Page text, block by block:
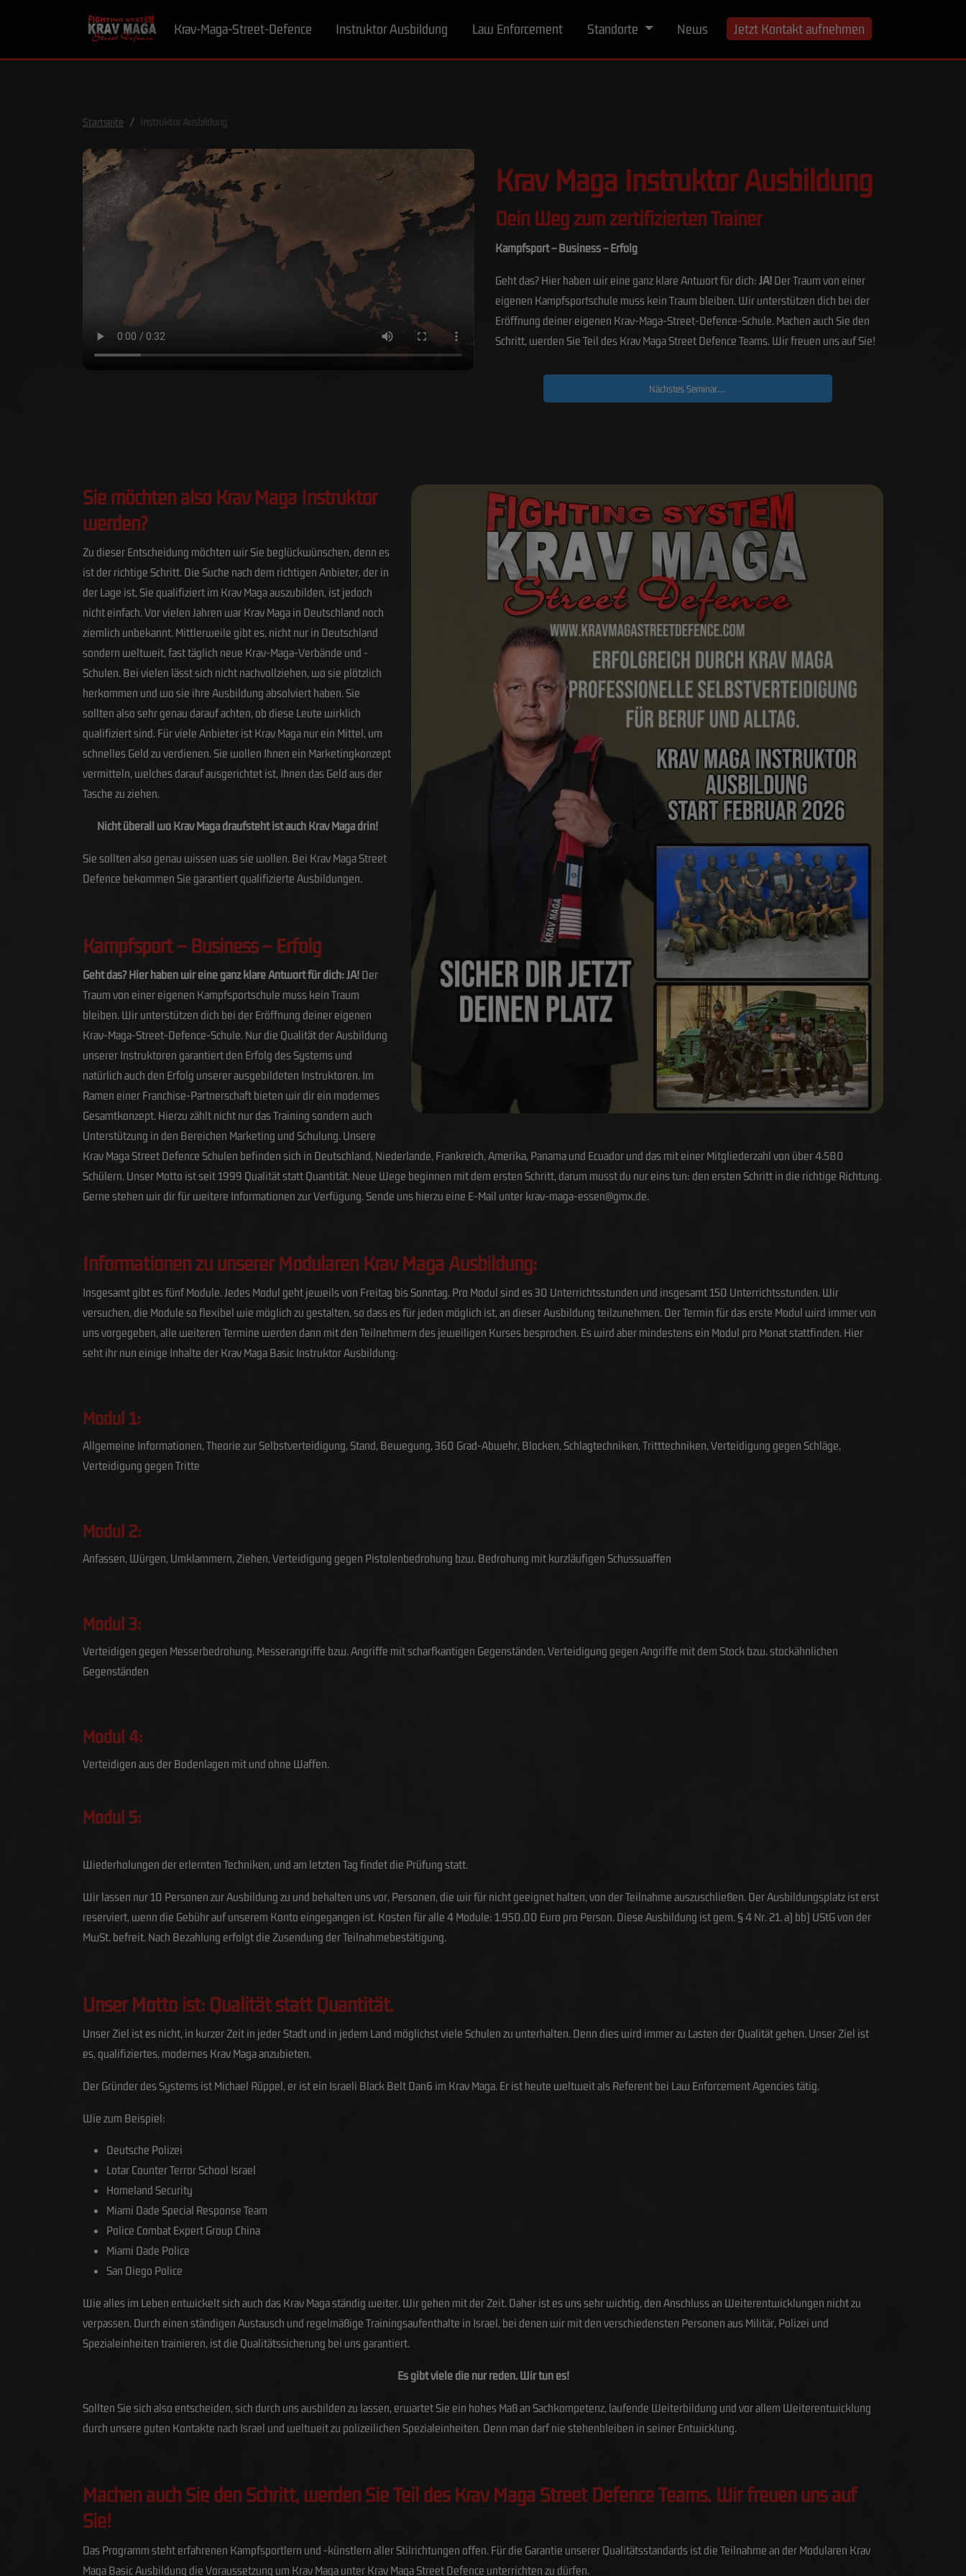
Krav-Maga-Street-Defence Instruktor Ausbildung Law Enforcement Standorte News Jetzt Kontakt aufnehmen
Startseite
Krav Maga Instruktor Ausbildung
Dein Weg zum zertifizierten Trainer
Kampfsport – Business – Erfolg
Geht das? Hier haben wir eine ganz klare Antwort für dich: JA!Der Traum von einer
eigenen Kampfsportschule muss kein Traum bleiben. Wir unterstützen dich bei der
Eröffnung deiner eigenen Krav-Maga-Street-Defence-Schule. Machen auch Sie den
Schritt, werden Sie Teil des Krav Maga Street Defence Teams. Wir freuen uns auf Sie!
Nächstes Seminar....
Sie möchten also Krav Maga Instruktor
werden?
Zu dieser Entscheidung möchten wir Sie beglückwünschen, denn es
ist der richtige Schritt. Die Suche nach dem richtigen Anbieter, der in
der Lage ist, Sie qualifiziert im Krav Maga auszubilden, ist jedoch
nicht einfach. Vor vielen Jahren war Krav Maga in Deutschland noch
ziemlich unbekannt. Mittlerweile gibt es, nicht nur in Deutschland
sondern weltweit, fast täglich neue Krav-Maga-Verbände und -
Schulen. Bei vielen lässt sich nicht nachvollziehen, wo sie plötzlich
herkommen und wo sie ihre Ausbildung absolviert haben. Sie
sollten also sehr genau darauf achten, ob diese Leute wirklich
qualifiziert sind. Für viele Anbieter ist Krav Maga nur ein Mittel, um
schnelles Geld zu verdienen. Sie wollen Ihnen ein Marketingkonzept
vermitteln, welches darauf ausgerichtet ist, Ihnen das Geld aus der
Tasche zu ziehen.
Nicht überall wo Krav Maga draufsteht ist auch Krav Maga drin!
Sie sollten also genau wissen was sie wollen. Bei Krav Maga Street
Defence bekommen Sie garantiert qualifizierte Ausbildungen.
Kampfsport – Business – Erfolg
Geht das? Hier haben wir eine ganz klare Antwort für dich: JA!Der
Traum von einer eigenen Kampfsportschule muss kein Traum
bleiben. Wir unterstützen dich bei der Eröffnung deiner eigenen
Krav-Maga-Street-Defence-Schule. Nur die Qualität der Ausbildung
unserer Instruktoren garantiert den Erfolg des Systems und
natürlich auch den Erfolg unserer ausgebildeten Instruktoren. Im
Ramen einer Franchise-Partnerschaft bieten wir dir ein modernes
Gesamtkonzept. Hierzu zählt nicht nur das Training sondern auch
Unterstützung in den Bereichen Marketing und Schulung. Unsere
Krav Maga Street Defence Schulen befinden sich in Deutschland, Niederlande, Frankreich, Amerika, Panama und Ecuador und das mit einer Mitgliederzahl von über 4.580
Schülern. Unser Motto ist seit 1999 Qualität statt Quantität. Neue Wege beginnen mit dem ersten Schritt, darum musst du nur eins tun: den ersten Schritt in die richtige Richtung.
Gerne stehen wir dir für weitere Informationen zur Verfügung. Sende uns hierzu eine E-Mail unter krav-maga-essen@gmx.de.
Informationen zu unserer Modularen Krav Maga Ausbildung:
Insgesamt gibt es fünf Module. Jedes Modul geht jeweils von Freitag bis Sonntag. Pro Modul sind es 30 Unterrichtsstunden und insgesamt 150 Unterrichtsstunden. Wir
versuchen, die Module so flexibel wie möglich zu gestalten, so dass es für jeden möglich ist, an dieser Ausbildung teilzunehmen. Der Termin für das erste Modul wird immer von
uns vorgegeben, alle weiteren Termine werden dann mit den Teilnehmern des jeweiligen Kurses besprochen. Es wird aber mindestens ein Modul pro Monat stattfinden. Hier
seht ihr nun einige Inhalte der Krav Maga Basic Instruktor Ausbildung:
Modul 1:
Allgemeine Informationen, Theorie zur Selbstverteidigung, Stand, Bewegung, 360 Grad-Abwehr, Blocken, Schlagtechniken, Tritttechniken, Verteidigung gegen Schläge,
Verteidigung gegen Tritte
Modul 2:
Anfassen, Würgen, Umklammern, Ziehen, Verteidigung gegen Pistolenbedrohung bzw. Bedrohung mit kurzläufigen Schusswaffen
Modul 3:
Verteidigen gegen Messerbedrohung, Messerangriffe bzw. Angriffe mit scharfkantigen Gegenständen, Verteidigung gegen Angriffe mit dem Stock bzw. stockähnlichen
Gegenständen
Modul 4:
Verteidigen aus der Bodenlagen mit und ohne Waffen.
Modul 5:
Wiederholungen der erlernten Techniken, und am letzten Tag findet die Prüfung statt.
Wir lassen nur 10 Personen zur Ausbildung zu und behalten uns vor, Personen, die wir für nicht geeignet halten, von der Teilnahme auszuschließen. Der Ausbildungsplatz ist erst
reserviert, wenn die Gebühr auf unserem Konto eingegangen ist. Kosten für alle 4 Module: 1.950,00 Euro pro Person. Diese Ausbildung ist gem. § 4 Nr. 21. a) bb) UStG von der
MwSt. befreit. Nach Bezahlung erfolgt die Zusendung der Teilnahmebestätigung.
Unser Motto ist: Qualität statt Quantität.
Unser Ziel ist es nicht, in kurzer Zeit in jeder Stadt und in jedem Land möglichst viele Schulen zu unterhalten. Denn dies wird immer zu Lasten der Qualität gehen. Unser Ziel ist
es, qualifiziertes, modernes Krav Maga anzubieten.
Der Gründer des Systems ist Michael Rüppel, er ist ein Israeli Black Belt Dan6 im Krav Maga. Er ist heute weltweit als Referent bei Law Enforcement Agencies tätig.
Wie zum Beispiel:
Deutsche Polizei
Lotar Counter Terror School Israel
Homeland Security
Miami Dade Special Response Team
Police Combat Expert Group China
Miami Dade Police
San Diego Police
Wie alles im Leben entwickelt sich auch das Krav Maga ständig weiter. Wir gehen mit der Zeit. Daher ist es uns sehr wichtig, den Anschluss an Weiterentwicklungen nicht zu
verpassen. Durch einen ständigen Austausch und regelmäßige Trainingsaufenthalte in Israel, bei denen wir mit den verschiedensten Personen aus Militär, Polizei und
Spezialeinheiten trainieren, ist die Qualitätssicherung bei uns garantiert.
Es gibt viele die nur reden. Wir tun es!
Sollten Sie sich also entscheiden, sich durch uns ausbilden zu lassen, erwartet Sie ein hohes Maß an Sachkompetenz, laufende Weiterbildung und vor allem Weiterentwicklung
durch unsere guten Kontakte nach Israel und weltweit zu polizeilichen Spezialeinheiten. Denn man darf nie stehenbleiben in seiner Entwicklung.
Machen auch Sie den Schritt, werden Sie Teil des Krav Maga Street Defence Teams. Wir freuen uns auf
Sie!
Das Programm steht erfahrenen Kampfsportlern und -künstlern aller Stilrichtungen offen. Für die Garantie unserer Qualitätsstandards ist die Teilnahme an der Modularen Krav
Maga Basic Ausbildung die Voraussetzung um Krav Maga unter Krav Maga Street Defence unterrichten zu dürfen.